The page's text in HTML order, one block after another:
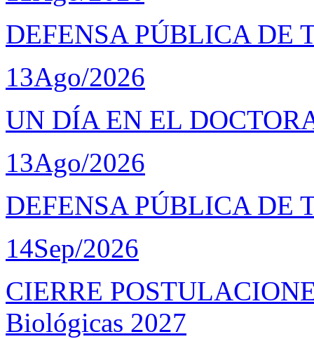
DEFENSA PÚBLICA DE
13Ago/2026
UN DÍA EN EL
13Ago/2026
DEFENSA PÚBLICA DE
14Sep/2026
CIERRE
Biológicas 2027